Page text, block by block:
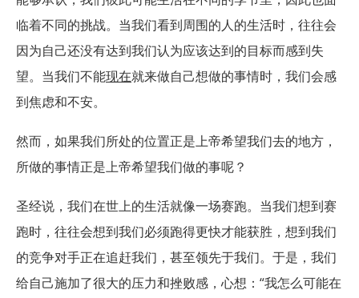
临着不同的挑战。当我们看到周围的人的生活时，往往会
因为自己还没有达到我们认为应该达到的目标而感到失
望。当我们不能现在就来做自己想做的事情时，我们会感
到焦虑和不安。
然而，如果我们所处的位置正是上帝希望我们去的地方，
所做的事情正是上帝希望我们做的事呢？
圣经说，我们在世上的生活就像一场赛跑。当我们想到赛
跑时，往往会想到我们必须跑得更快才能获胜，想到我们
的竞争对手正在追赶我们，甚至领先于我们。于是，我们
给自己施加了很大的压力和挫败感，心想：“我怎么可能在